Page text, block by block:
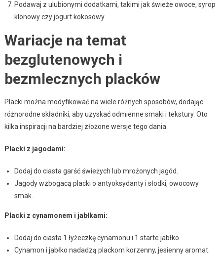
Podawaj z ulubionymi dodatkami, takimi jak świeże owoce, syrop
klonowy czy jogurt kokosowy.
Wariacje na temat
bezglutenowych i
bezmlecznych placków
Placki można modyfikować na wiele różnych sposobów, dodając
różnorodne składniki, aby uzyskać odmienne smaki i tekstury. Oto
kilka inspiracji na bardziej złożone wersje tego dania.
Placki z jagodami:
Dodaj do ciasta garść świeżych lub mrożonych jagód.
Jagody wzbogacą placki o antyoksydanty i słodki, owocowy
smak.
Placki z cynamonem i jabłkami:
Dodaj do ciasta 1 łyżeczkę cynamonu i 1 starte jabłko.
Cynamon i jabłko nadadzą plackom korzenny, jesienny aromat.